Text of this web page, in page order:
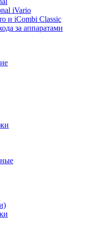
iVario
и iCombi Classic
за аппаратами